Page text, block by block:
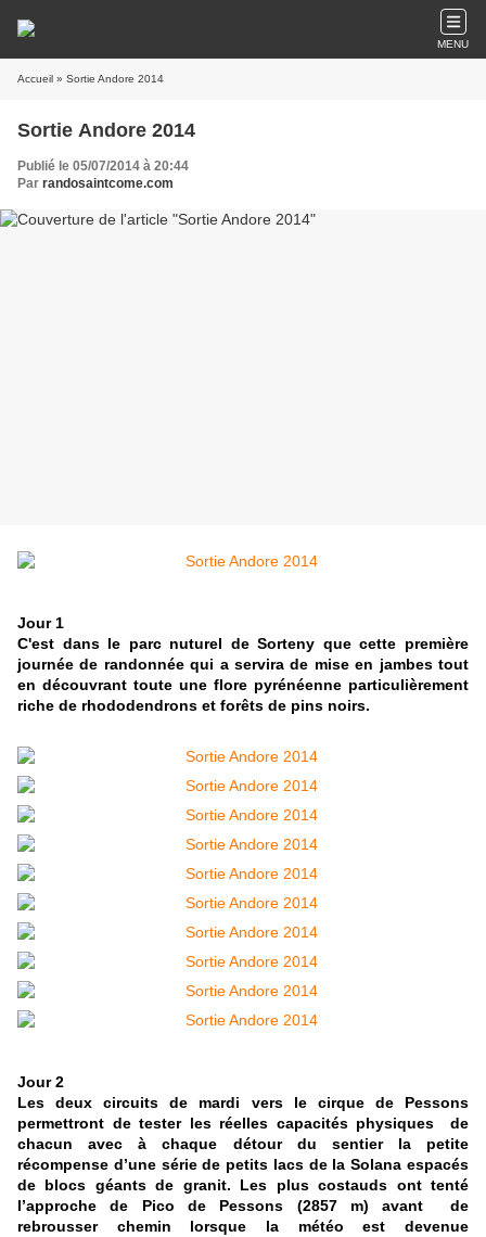
MENU
Accueil » Sortie Andore 2014
Sortie Andore 2014
Publié le 05/07/2014 à 20:44
Par randosaintcome.com
Jour 1
C'est dans le parc nuturel de Sorteny que cette première
journée de randonnée qui a servira de mise en jambes tout
en découvrant toute une flore pyrénéenne particulièrement
riche de rhododendrons et forêts de pins noirs.
Jour 2
Les deux circuits de mardi vers le cirque de Pessons
permettront de tester les réelles capacités physiques de
chacun avec à chaque détour du sentier la petite
récompense d’une série de petits lacs de la Solana espacés
de blocs géants de granit. Les plus costauds ont tenté
l’approche de Pico de Pessons (2857 m) avant de
rebrousser chemin lorsque la météo est devenue